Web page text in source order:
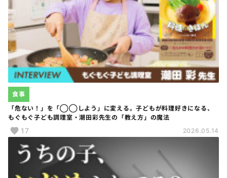
「危ない！」を「◯◯しよう」に変える。子どもが料理好きになる、
もぐもぐ子ども調理室・潮田彩先生の「教え方」の魔法
食事
17 2026.05.14